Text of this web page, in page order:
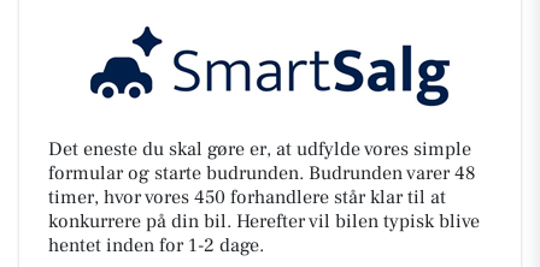
Det eneste du skal gøre er, at udfylde vores simple
formular og starte budrunden. Budrunden varer 48
timer, hvor vores 450 forhandlere står klar til at
konkurrere på din bil. Herefter vil bilen typisk blive
hentet inden for 1-2 dage.